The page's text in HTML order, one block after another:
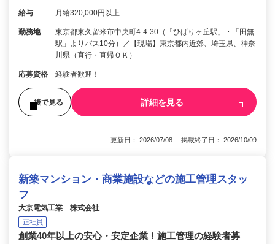
給与 月給320,000円以上
勤務地
東京都東久留米市中央町4-4-30（「ひばりヶ丘駅」・「田無
駅」よりバス10分）／【現場】東京都内近郊、埼玉県、神奈
川県（直行・直帰ＯＫ）
応募資格 経験者歓迎！
後で見る 詳細を見る
更新日： 2026/07/08 掲載終了日： 2026/10/09
新築マンション・商業施設などの施工管理スタッ
フ
大京電気工業 株式会社
正社員
創業40年以上の安心・安定企業！施工管理の経験者募